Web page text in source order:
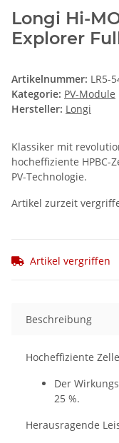
Longi Hi-
Explorer
Artikelnummer: LR5-
Kategorie: PV-Module
Hersteller: Longi
Klassiker mit
hocheffiziente
PV-Technologie.
Artikel zurzeit
Artikel vergriffen
Beschreibung
Hocheffiziente
Der
25 %.
Herausragende